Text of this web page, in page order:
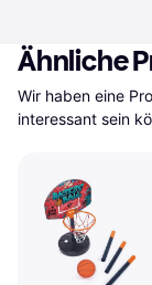
Ähnliche
Wir haben eine
interessant sein